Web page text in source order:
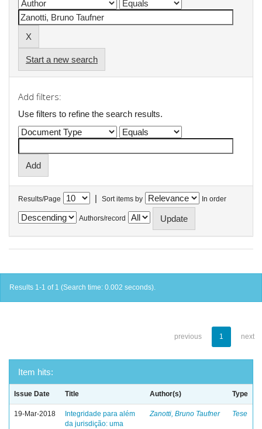
Start a new search
Add filters:
Use filters to refine the search results.
Results/Page | Sort items by In order
Authors/record
Results 1-1 of 1 (Search time: 0.002 seconds).
previous 1 next
Item hits:
Issue Date Title Author(s) Type
19-Mar-2018
Integridade para além
da jurisdição: uma
Zanotti, Bruno Taufner Tese